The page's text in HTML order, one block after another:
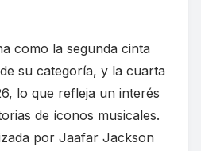
como la segunda cinta
su categoría, y la cuarta
lo que refleja un interés
de íconos musicales.
por Jaafar Jackson